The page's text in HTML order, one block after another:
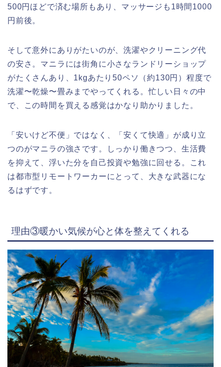
500円ほどで済む場所もあり、マッサージも1時間1000
円前後。
そして意外にありがたいのが、洗濯やクリーニング代
の安さ。マニラには街角に小さなランドリーショップ
がたくさんあり、1kgあたり50ペソ（約130円）程度で
洗濯〜乾燥〜畳みまでやってくれる。忙しい日々の中
で、この時間を買える感覚はかなり助かりました。
「安いけど不便」ではなく、「安くて快適」が成り立
つのがマニラの強さです。しっかり働きつつ、生活費
を抑えて、浮いた分を自己投資や勉強に回せる。これ
は都市型リモートワーカーにとって、大きな武器にな
るはずです。
理由③暖かい気候が心と体を整えてくれる